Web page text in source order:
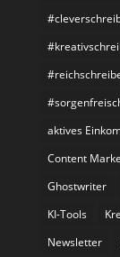
aktives
Content
Ghostwriter
KI-Tools
Newsletter